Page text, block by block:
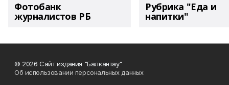
Фотобанк
журналистов РБ
Рубрика "Еда и
напитки"
© 2026 Сайт издания "Балкантау"
Об использовании персональных данных